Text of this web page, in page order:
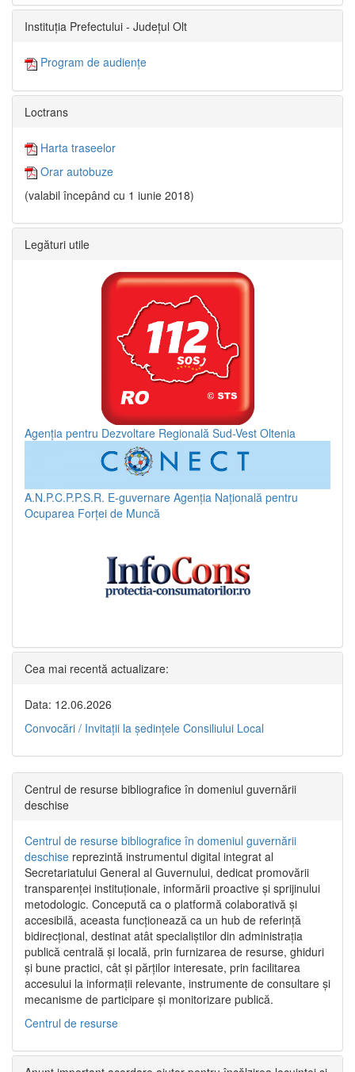
Instituția Prefectului - Județul Olt
Program de audiențe
Loctrans
Harta traseelor
Orar autobuze
(valabil începând cu 1 iunie 2018)
Legături utile
Agenția pentru Dezvoltare Regională Sud-Vest Oltenia
A.N.P.C.P.P.S.R. E-guvernare Agenția Națională pentru
Ocuparea Forței de Muncă
Cea mai recentă actualizare:
Data: 12.06.2026
Convocări / Invitaţii la şedinţele Consiliului Local
Centrul de resurse bibliografice în domeniul guvernării
deschise
Centrul de resurse bibliografice în domeniul guvernării
deschise reprezintă instrumentul digital integrat al
Secretariatului General al Guvernului, dedicat promovării
transparenței instituționale, informării proactive și sprijinului
metodologic. Concepută ca o platformă colaborativă și
accesibilă, aceasta funcționează ca un hub de referință
bidirecțional, destinat atât specialiștilor din administrația
publică centrală și locală, prin furnizarea de resurse, ghiduri
și bune practici, cât și părților interesate, prin facilitarea
accesului la informații relevante, instrumente de consultare și
mecanisme de participare și monitorizare publică.
Centrul de resurse